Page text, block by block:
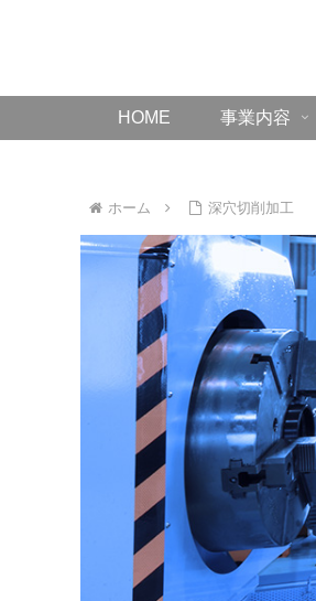
HOME 事業内容
ホーム 深穴切削加工